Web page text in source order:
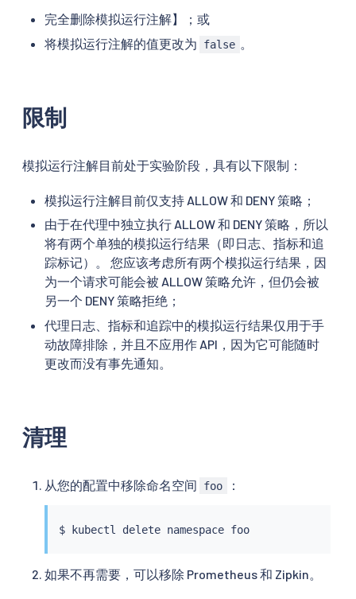
完全删除模拟运行注解】；或
将模拟运行注解的值更改为
false 。
限制
模拟运行注解目前处于实验阶段，具有以下限制：
模拟运行注解目前仅支持 ALLOW 和 DENY 策略；
由于在代理中独立执行 ALLOW 和 DENY 策略，所以
将有两个单独的模拟运行结果（即日志、指标和追
踪标记）。 您应该考虑所有两个模拟运行结果，因
为一个请求可能会被 ALLOW 策略允许，但仍会被
另一个 DENY 策略拒绝；
代理日志、指标和追踪中的模拟运行结果仅用于手
动故障排除，并且不应用作 API，因为它可能随时
更改而没有事先通知。
清理
从您的配置中移除命名空间 foo ：
$ kubectl delete namespace foo
如果不再需要，可以移除 Prometheus 和 Zipkin。